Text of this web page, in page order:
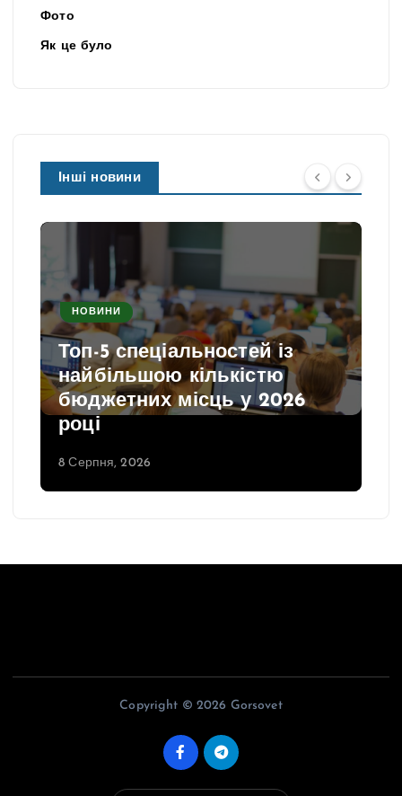
Фото
Як це було
Інші новини
НОВИНИ
Топ-5 спеціальностей із
найбільшою кількістю
бюджетних місць у 2026
році
8 Серпня, 2026
Copyright © 2026 Gorsovet